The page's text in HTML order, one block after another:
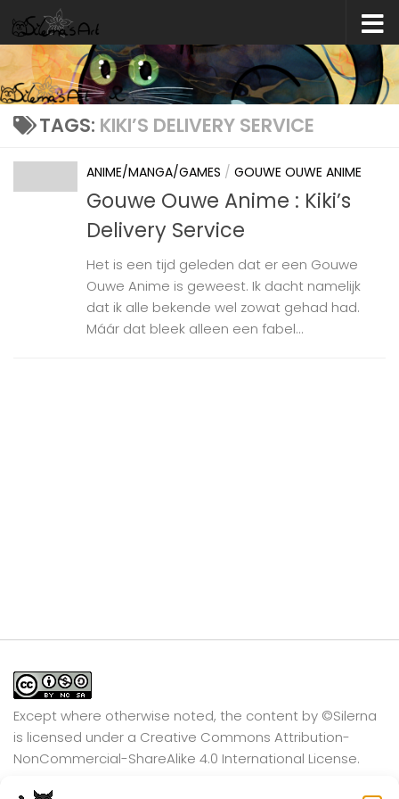
Skip to content
TAGS: KIKI’S DELIVERY SERVICE
ANIME/MANGA/GAMES / GOUWE OUWE ANIME
Gouwe Ouwe Anime : Kiki’s
Delivery Service
Het is een tijd geleden dat er een Gouwe
Ouwe Anime is geweest. Ik dacht namelijk
dat ik alle bekende wel zowat gehad had.
Máár dat bleek alleen een fabel...
Except where otherwise noted, the content by ©Silerna
is licensed under a Creative Commons Attribution-
NonCommercial-ShareAlike 4.0 International License.